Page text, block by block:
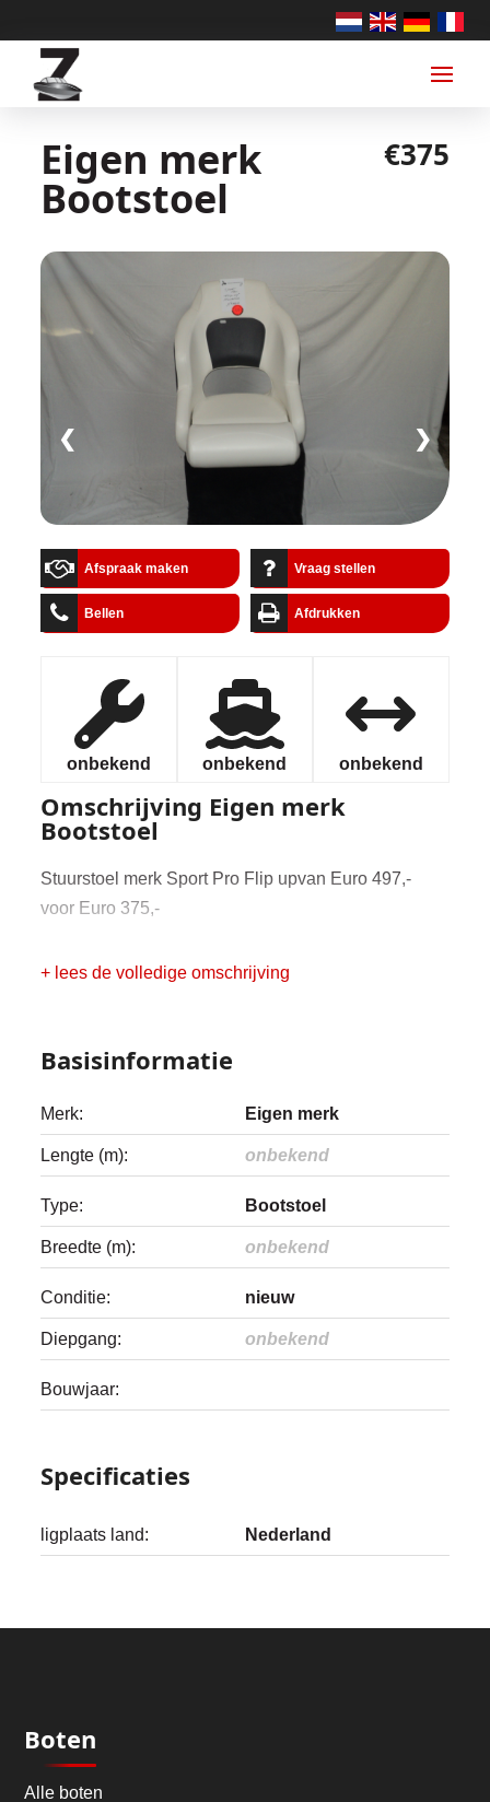
Eigen merk
Bootstoel
€375
❮ ❯
Afspraak maken Vraag stellen
Bellen Afdrukken
onbekend onbekend onbekend
Omschrijving Eigen merk
Bootstoel
Stuurstoel merk Sport Pro Flip upvan Euro 497,-
voor Euro 375,-
+ lees de volledige omschrijving
Basisinformatie
Merk: Eigen merk
Lengte (m): onbekend
Type: Bootstoel
Breedte (m): onbekend
Conditie: nieuw
Diepgang: onbekend
Bouwjaar:
Specificaties
ligplaats land: Nederland
Boten
Alle boten